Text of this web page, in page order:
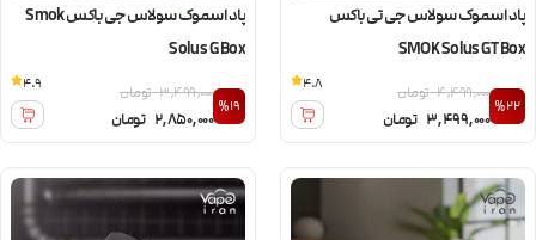
پاد اسموک سولاس جی تی باکس
SMOK Solus GT Box
%22
4,499,000 تومان
3,499,000 تومان
4.8
پاد اسموک سولاس جی باکس Smok
Solus G Box
%19
3,499,000 تومان
2,850,000 تومان
4.9